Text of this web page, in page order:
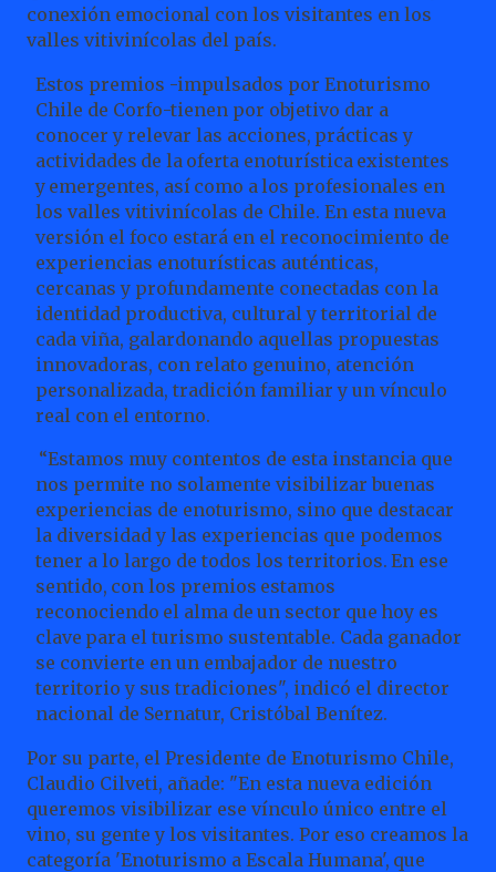
conexión emocional con los visitantes en los
valles vitivinícolas del país.
Estos premios -impulsados por Enoturismo
Chile de Corfo-tienen por objetivo dar a
conocer y relevar las acciones, prácticas y
actividades de la oferta enoturística existentes
y emergentes, así como a los profesionales en
los valles vitivinícolas de Chile. En esta nueva
versión el foco estará en el reconocimiento de
experiencias enoturísticas auténticas,
cercanas y profundamente conectadas con la
identidad productiva, cultural y territorial de
cada viña, galardonando aquellas propuestas
innovadoras, con relato genuino, atención
personalizada, tradición familiar y un vínculo
real con el entorno.
“Estamos muy contentos de esta instancia que
nos permite no solamente visibilizar buenas
experiencias de enoturismo, sino que destacar
la diversidad y las experiencias que podemos
tener a lo largo de todos los territorios. En ese
sentido, con los premios estamos
reconociendo el alma de un sector que hoy es
clave para el turismo sustentable. Cada ganador
se convierte en un embajador de nuestro
territorio y sus tradiciones", indicó el director
nacional de Sernatur, Cristóbal Benítez.
Por su parte, el Presidente de Enoturismo Chile,
Claudio Cilveti, añade: "En esta nueva edición
queremos visibilizar ese vínculo único entre el
vino, su gente y los visitantes. Por eso creamos la
categoría 'Enoturismo a Escala Humana', que